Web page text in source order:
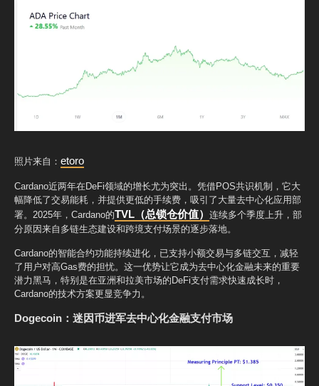
照片来自： etoro
Cardano近两年在DeFi领域的增长尤为突出。凭借POS共识机制，它大
幅降低了交易能耗，并提供更低的手续费，吸引了大量去中心化应用部
署。2025年，Cardano的TVL（总锁仓价值） 连续多个季度上升，部
分原因来自多链生态建设和跨境支付场景的逐步落地。
Cardano的智能合约功能持续进化，已支持小额交易与多链交互，减轻
了用户对高Gas费的担忧。这一优势让它成为去中心化金融未来的重要
潜力黑马，特别是在亚洲和拉美市场的DeFi支付需求快速成长时，
Cardano的技术方案更显竞争力。
Dogecoin：迷因币进军去中心化金融支付市场